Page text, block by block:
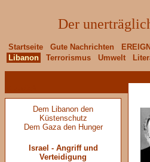
Der
Startseite Gute Nachrichten
Libanon
Terrorismus Umwelt
Dem Libanon den
Küstenschutz
Dem Gaza den Hunger
Israel - Angriff und
Verteidigung